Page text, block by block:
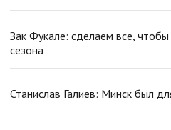
Зак Фукале: сделаем все,
сезона
Станислав Галиев: Минск был